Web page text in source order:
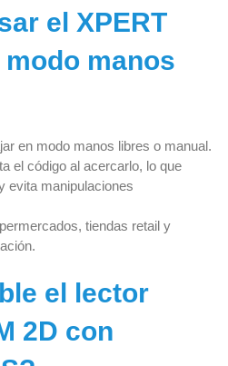
el XPERT
modo manos
en modo manos libres o manual.
el código al acercarlo, lo que
evita manipulaciones
tiendas retail y
el lector
2D con